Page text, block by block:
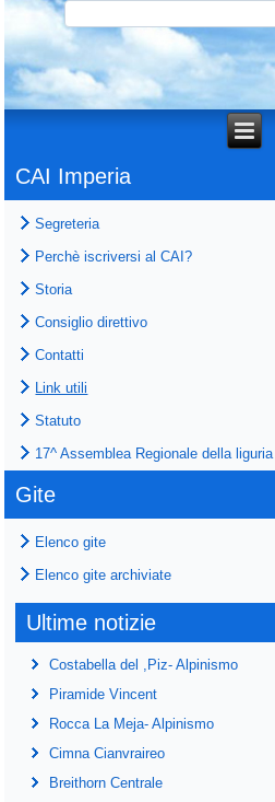
CAI Imperia
Segreteria
Perchè iscriversi al CAI?
Storia
Consiglio direttivo
Contatti
Link utili
Statuto
17^ Assemblea Regionale della liguria
Gite
Elenco gite
Elenco gite archiviate
Ultime notizie
Costabella del ,Piz- Alpinismo
Piramide Vincent
Rocca La Meja- Alpinismo
Cimna Cianvraireo
Breithorn Centrale